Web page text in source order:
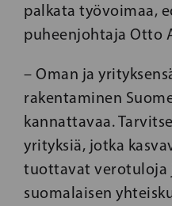
palkata työvoimaa,
puheenjohtaja Otto
– Oman ja
rakentaminen
kannattavaa.
yrityksiä, jotka
tuottavat verotuloja
suomalaisen